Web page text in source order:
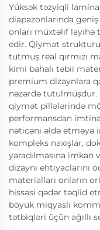
Yüksək təzyiqli
diapazonlarında
onları müxtəlif layihə
edir. Qiymət
tutmuş real qırmızı
kimi bahalı təbii
premium dizaynlara
nəzərdə
qiymət pillələrində
performansdan
nəticəni əldə etməyə
kompleks naxışlar,
yaradılmasına
dizaynı ehtiyaclarını
materialları onların
hissəsi qədər təqlid
böyük miqyaslı
tətbiqləri üçün ağıllı